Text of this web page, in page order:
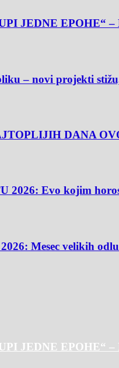
JEDNE EPOHE“
– novi projekti
DANA
2026: Evo kojim
Mesec velikih
JEDNE EPOHE“